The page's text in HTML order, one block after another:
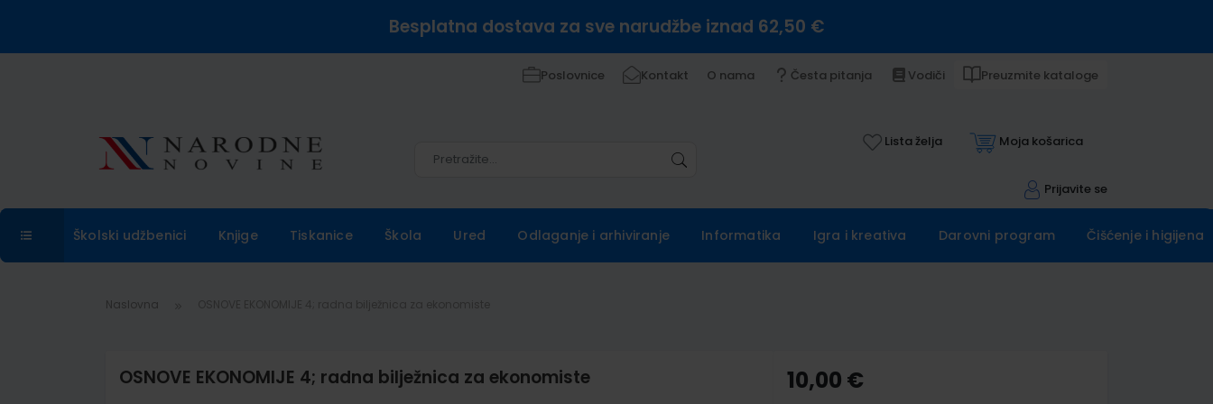
Besplatna dostava za sve narudžbe iznad 62,50 €
Poslovnice Kontakt O nama Česta pitanja Vodiči Preuzmite kataloge
Lista želja Moja košarica
Prijavite se
Školski udžbenici Knjige Tiskanice Škola Ured Odlaganje i arhiviranje Informatika Igra i kreativa Darovni program Čišćenje i higijena
Naslovna
OSNOVE EKONOMIJE 4; radna bilježnica za ekonomiste 10,00 €